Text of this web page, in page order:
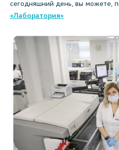
сегодняшний день, вы можете,
«Лаборатория»